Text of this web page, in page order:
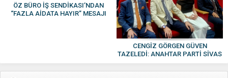
ÖZ BÜRO İŞ SENDİKASI’NDAN
“FAZLA AİDATA HAYIR” MESAJI
CENGİZ GÖRGEN GÜVEN
TAZELEDİ: ANAHTAR PARTİ SİVAS
TEŞKİLATI KONGREDE BULUŞTU